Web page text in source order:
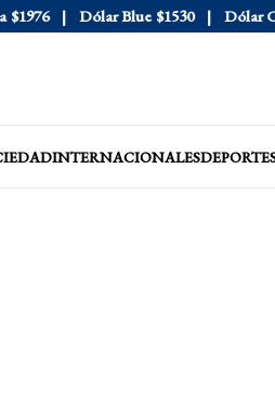
Dólar Blue $1530 Dólar CCL
INTERNACIONALES